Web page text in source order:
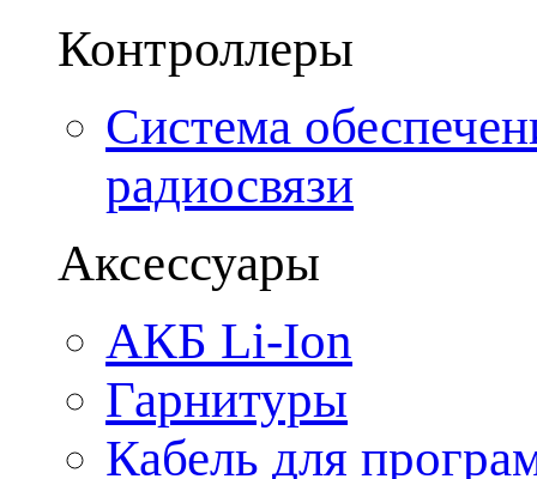
Контроллеры
Система
радиосвязи
Аксессуары
АКБ Li-Ion
Гарнитуры
Кабель для